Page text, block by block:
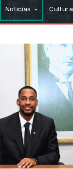
Noticias Cultura